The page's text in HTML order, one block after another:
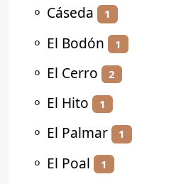
⚬ Cáseda 1
⚬ El Bodón 1
⚬ El Cerro 2
⚬ El Hito 1
⚬ El Palmar 1
⚬ El Poal 1